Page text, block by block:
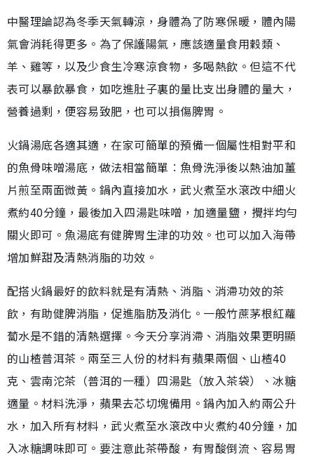
中醫理論認為冬季天氣轉涼，身體為了防寒保暖，體內陽
氣會消耗得更多。為了保護陽氣，應該適量食用穀類、
羊、雞等，以及少食生冷寒涼食物，多喝熱飲。但這不代
表可以暴飲暴食，如吃進肚子裏的量比支出身體的量大，
營養過剩，便容易致肥，也可以損傷脾胃。
火鍋湯底各適其適，在家可簡單的預備一個屬性相對平和
的魚骨味噌湯底，做法相當簡單︰魚骨洗淨後以熱油加薑
片煎至兩面微黃。鍋內直接加水，武火煮至水滾改中細火
煮約40分鐘，最後加入四湯匙味噌，加適量鹽，攪拌均勻
關火即可。魚湯底有健脾胃生津的功效。也可以加入海帶
增加鮮甜及清熱消脂的功效。
配搭火鍋最好的飲料就是有清熱、消脂、消滯功效的茶
飲，有助健脾消脂，促進脂肪及消化。一般竹蔗茅根紅蘿
蔔水是不錯的清熱選擇。今天分享消滯、消脂效果更明顯
的山楂普洱茶。兩至三人份的材料有蘋果兩個、山楂40
克、雲南沱茶（普洱的一種）四湯匙（放入茶袋）、冰糖
適量。材料洗淨，蘋果去芯切塊備用。鍋內加入約兩公升
水，加入所有材料，武火煮至水滾改中火煮約40分鐘，加
入冰糖調味即可。要注意此茶帶酸，有胃酸倒流、容易胃